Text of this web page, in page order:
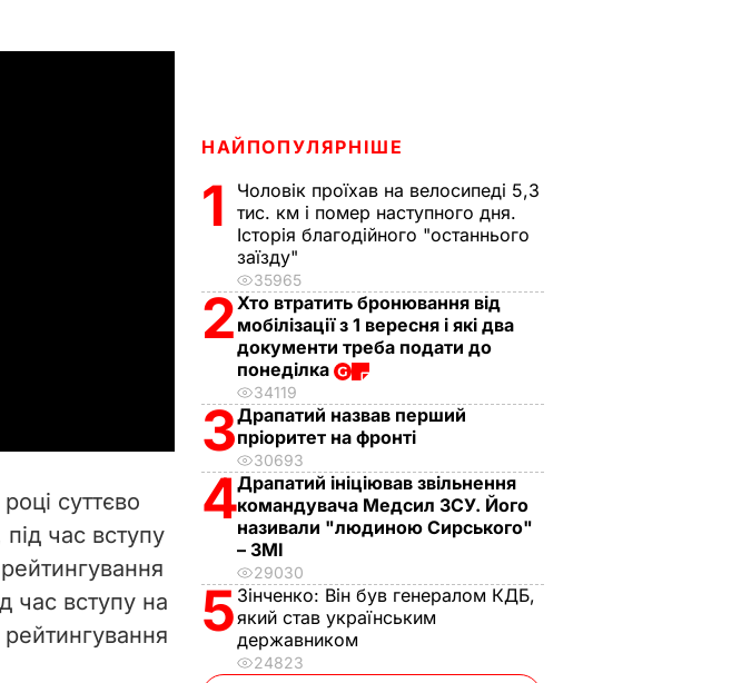
суттєво
час вступу
час вступу на
НАЙПОПУЛЯРНІШЕ
1
Чоловік проїхав на велосипеді 5,3
тис. км і помер наступного дня.
Історія благодійного "останнього
заїзду"
35965
2Хто втратить бронювання від
мобілізації з 1 вересня і які два
документи треба подати до
понеділка
34119
3Драпатий назвав перший
пріоритет на фронті
30693
4Драпатий ініціював звільнення
командувача Медсил ЗСУ. Його
називали "людиною Сирського"
– ЗМІ
29030
5 Зінченко: Він був генералом КДБ,
який став українським
державником
24823